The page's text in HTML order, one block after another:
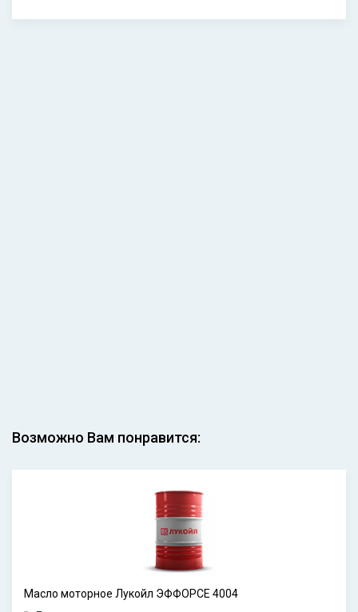
Возможно Вам понравится:
Масло моторное Лукойл ЭФФОРСЕ 4004